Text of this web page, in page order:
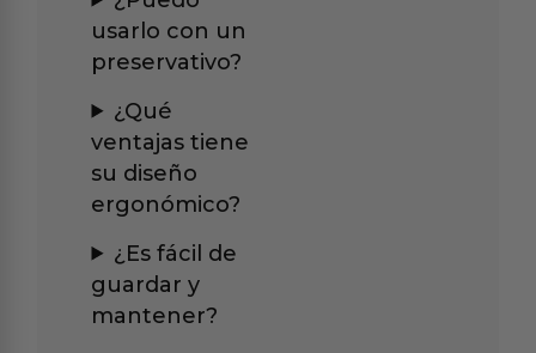
usarlo con un
preservativo?
¿Qué
ventajas tiene
su diseño
ergonómico?
¿Es fácil de
guardar y
mantener?